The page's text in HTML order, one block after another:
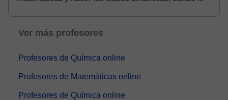
Ver más profesores
Profesores de Química online
Profesores de Matemáticas online
Profesores de Química online